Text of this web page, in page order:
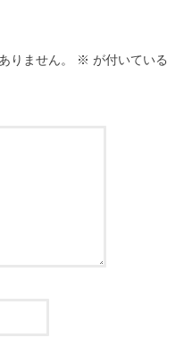
りません。 ※ が付いている